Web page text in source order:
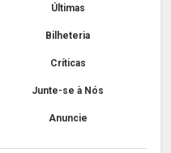
Últimas
Bilheteria
Críticas
Junte-se à Nós
Anuncie